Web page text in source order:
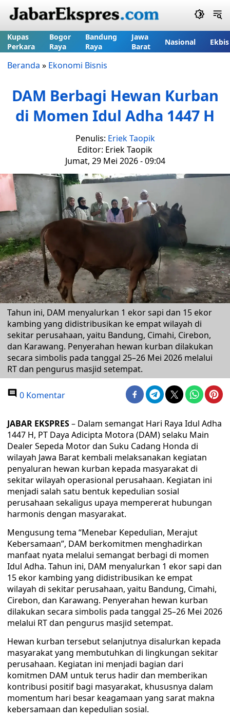
Kupas
Perkara
Bogor
Raya
Bandung
Raya
Jawa
Barat
Nasional Ekbis
Beranda » Ekonomi Bisnis
DAM Berbagi Hewan Kurban
di Momen Idul Adha 1447 H
Penulis: Eriek Taopik
Editor: Eriek Taopik
Jumat, 29 Mei 2026 - 09:04
Tahun ini, DAM menyalurkan 1 ekor sapi dan 15 ekor
kambing yang didistribusikan ke empat wilayah di
sekitar perusahaan, yaitu Bandung, Cimahi, Cirebon,
dan Karawang. Penyerahan hewan kurban dilakukan
secara simbolis pada tanggal 25–26 Mei 2026 melalui
RT dan pengurus masjid setempat.
0 Komentar
JABAR EKSPRES– Dalam semangat Hari Raya Idul Adha
1447 H, PT Daya Adicipta Motora (DAM) selaku Main
Dealer Sepeda Motor dan Suku Cadang Honda di
wilayah Jawa Barat kembali melaksanakan kegiatan
penyaluran hewan kurban kepada masyarakat di
sekitar wilayah operasional perusahaan. Kegiatan ini
menjadi salah satu bentuk kepedulian sosial
perusahaan sekaligus upaya mempererat hubungan
harmonis dengan masyarakat.
Mengusung tema “Menebar Kepedulian, Merajut
Kebersamaan”, DAM berkomitmen menghadirkan
manfaat nyata melalui semangat berbagi di momen
Idul Adha. Tahun ini, DAM menyalurkan 1 ekor sapi dan
15 ekor kambing yang didistribusikan ke empat
wilayah di sekitar perusahaan, yaitu Bandung, Cimahi,
Cirebon, dan Karawang. Penyerahan hewan kurban
dilakukan secara simbolis pada tanggal 25–26 Mei 2026
melalui RT dan pengurus masjid setempat.
Hewan kurban tersebut selanjutnya disalurkan kepada
masyarakat yang membutuhkan di lingkungan sekitar
perusahaan. Kegiatan ini menjadi bagian dari
komitmen DAM untuk terus hadir dan memberikan
kontribusi positif bagi masyarakat, khususnya dalam
momentum hari besar keagamaan yang sarat makna
kebersamaan dan kepedulian sosial.